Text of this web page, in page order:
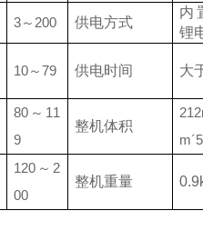
3～ 200 供电方式
内
锂
10～79 供电时间 大
80～ 11
9
整机体积
m´
120～ 2
00
整机重量